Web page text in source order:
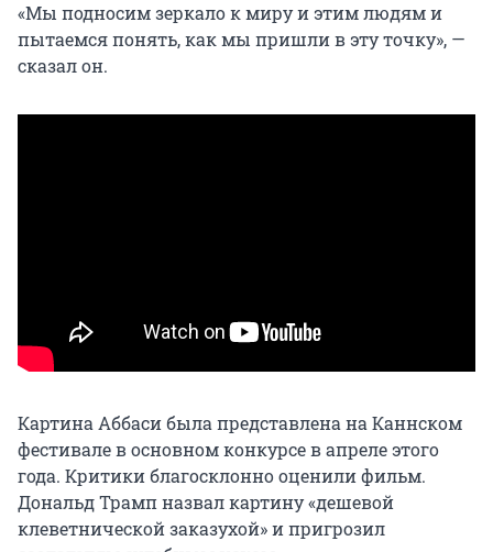
«Мы подносим зеркало к миру и этим людям и
пытаемся понять, как мы пришли в эту точку», —
сказал он.
Картина Аббаси была представлена на Каннском
фестивале в основном конкурсе в апреле этого
года. Критики благосклонно оценили фильм.
Дональд Трамп назвал картину «дешевой
клеветнической заказухой» и пригрозил